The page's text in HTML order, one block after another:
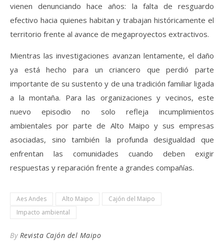
vienen denunciando hace años: la falta de resguardo
efectivo hacia quienes habitan y trabajan históricamente el
territorio frente al avance de megaproyectos extractivos.
Mientras las investigaciones avanzan lentamente, el daño
ya está hecho para un criancero que perdió parte
importante de su sustento y de una tradición familiar ligada
a la montaña. Para las organizaciones y vecinos, este
nuevo episodio no solo refleja incumplimientos
ambientales por parte de Alto Maipo y sus empresas
asociadas, sino también la profunda desigualdad que
enfrentan las comunidades cuando deben exigir
respuestas y reparación frente a grandes compañías.
Aes Andes Alto Maipo
Cajón del Maipo
Impacto ambiental
By Revista Cajón del Maipo